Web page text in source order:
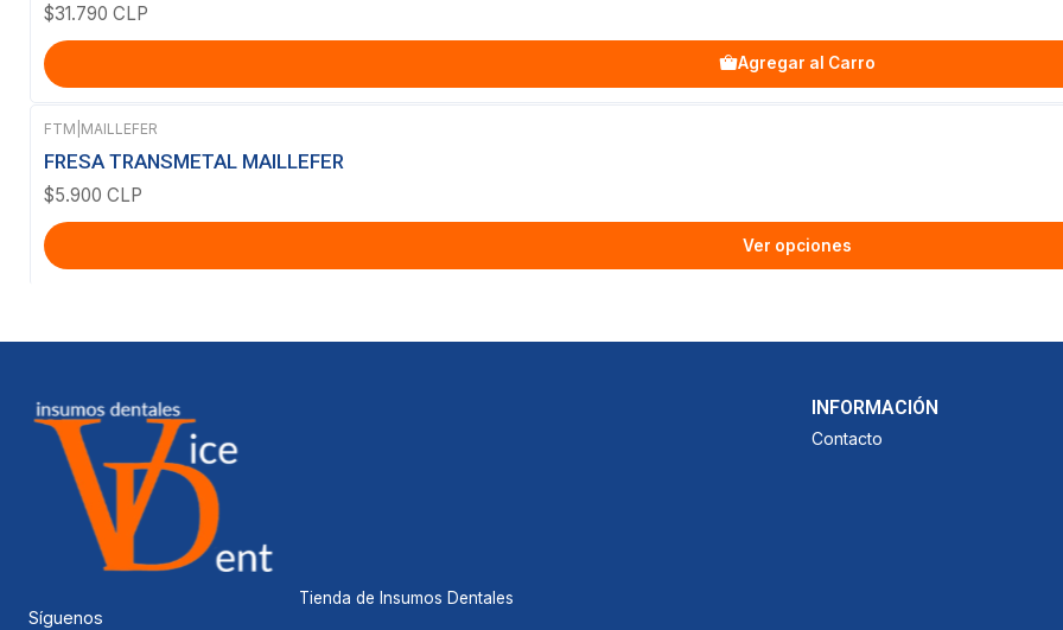
$31.790 CLP
Agregar al Carro
FTM MAILLEFER
FRESA TRANSMETAL MAILLEFER
$5.900 CLP
Ver opciones
Tienda de Insumos Dentales
Síguenos
INFORMACIÓN
Contacto